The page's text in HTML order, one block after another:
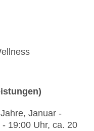
Januar -
19:00 Uhr, ca. 20